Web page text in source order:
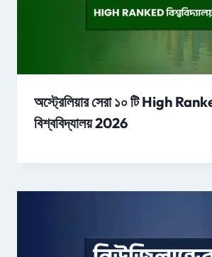
অস্ট্রেলিয়ার সেরা ১০ টি High
বিশ্ববিদ্যালয় 2026